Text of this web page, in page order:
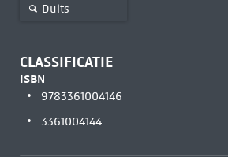
Duits
CLASSIFICATIE
ISBN
9783361004146
3361004144